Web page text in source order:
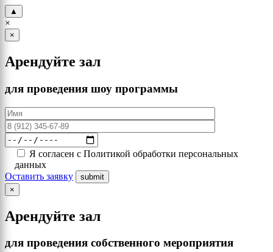
▲
×
×
Арендуйте зал
для проведения шоу программы
Я согласен с Политикой обработки персональных
данных
Оставить заявку
×
Арендуйте зал
для проведения собственного мероприятия